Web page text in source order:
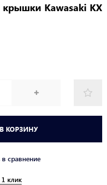
крышки Kawasaki KX
КОРЗИНУ
сравнение
клик